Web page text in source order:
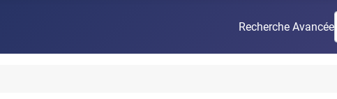
Recherche Avancée